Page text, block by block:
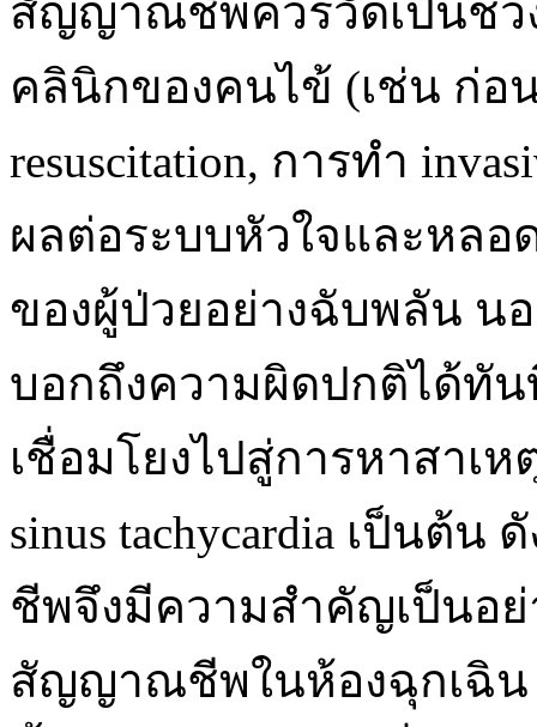
สัญญาณชีพควรวัดเป็นช่ว
คลินิกของคนไข้ (เช่น ก่อ
resuscitation, การทำ
ผลต่อระบบหัวใจและหลอ
ของผู้ป่วยอย่างฉับพลัน
บอกถึงความผิดปกติได้ทัน
เชื่อมโยงไปสู่การหาสาเ
sinus tachycardia เป็นต้
ชีพจึงมีความสำคัญเป็นอ
สัญญาณชีพในห้องฉุกเฉิน